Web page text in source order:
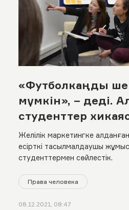
«Футболкаңды
мүмкін», – деді.
студенттер
Желілік маркетингке
есірткі тасылмалдаушы
студенттермен сөйлестік.
Права человека
08.12.2021, 08:47